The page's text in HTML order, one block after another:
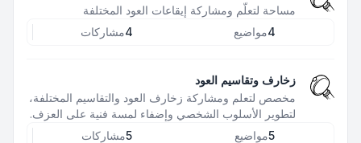
مساحة لتعلّم ومشاركة إيقاعات العود المختلفة
4مواضيع 4مشاركات
زخارف وتقاسيم العود
مخصص لتعلم ومشاركة زخارف العود والتقاسيم المختلفة،
لتطوير الأسلوب الشخصي وإضفاء لمسة فنية على العزف.
5مواضيع 5مشاركات